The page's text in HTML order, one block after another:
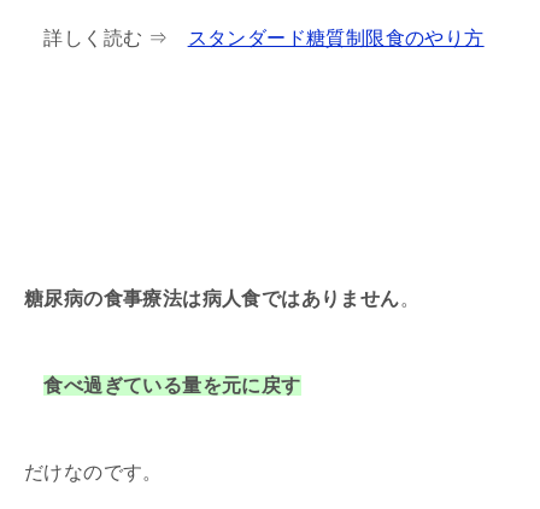
詳しく読む ⇒ スタンダード糖質制限食のやり方
糖尿病の食事療法は病人食ではありません。
食べ過ぎている量を元に戻す
だけなのです。